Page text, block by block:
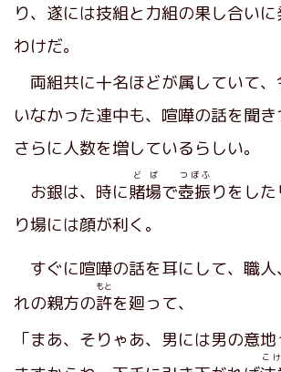
り、遂には技組と力組の果し合い
わけだ。
両組共に十名ほどが属していて、
いなかった連中も、喧嘩の話を聞き
さらに人数を増しているらしい。
お銀は、時に賭場
どば
で壺振
つぼふ
りをし
り場には顔が利く。
すぐに喧嘩の話を耳にして、職人、
れの親方の許
もと
を廻って、
「まあ、そりゃあ、男には男の意
こ